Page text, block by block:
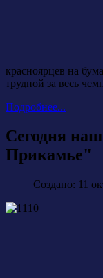
красноярцев на
трудной за весь
Подробнее...
Сегодня
Прикамье"
Создано: 11